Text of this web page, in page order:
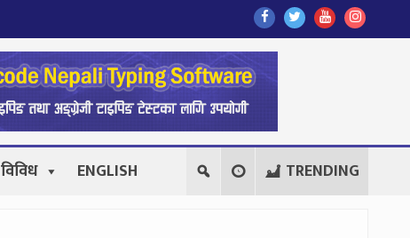
Find
Us
On
Facebook
Find
Us
Find
Us
Follow
Us
विविध ENGLISH TRENDING